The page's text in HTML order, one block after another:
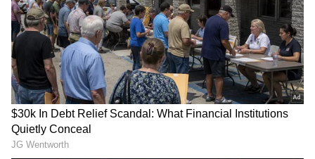
Politics: ಅದಲು ಬದಲಾಗುತ್ತಾ
ಡಿಕೆ ಸಂಪುಟ? ಇವರೇನಾ ಹೊಸ